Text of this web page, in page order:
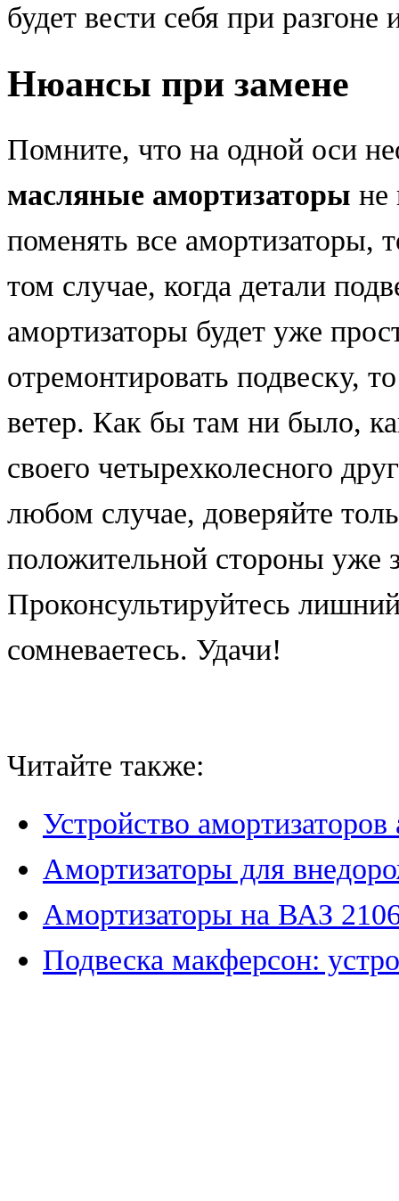
будет вести себя при
Нюансы при замене
Помните, что на одной оси
масляные амортизаторы не
поменять все амортизаторы,
том случае, когда детали
амортизаторы будет уже
отремонтировать подвеску,
ветер. Как бы там ни было,
своего четырехколесного
любом случае, доверяйте
положительной стороны уже
Проконсультируйтесь
сомневаетесь. Удачи!
Читайте также:
Устройство
Амортизаторы для
Амортизаторы на ВАЗ
Подвеска макферсон: